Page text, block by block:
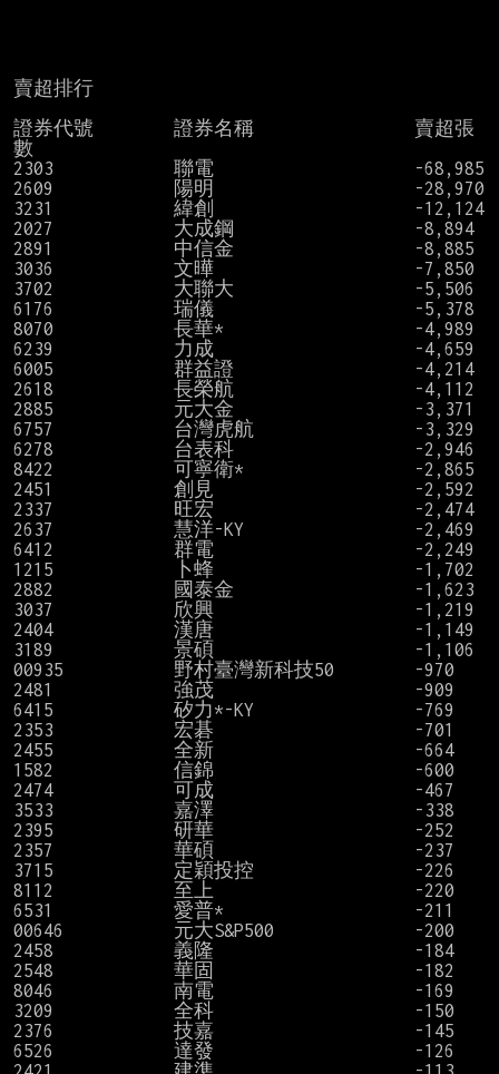
賣超排行
證券代號        證券名稱                賣超張
數
2303            聯電                    -68,985
2609            陽明                    -28,970
3231            緯創                    -12,124
2027            大成鋼                  -8,894
2891            中信金                  -8,885
3036            文曄                    -7,850
3702            大聯大                  -5,506
6176            瑞儀                    -5,378
8070            長華*                   -4,989
6239            力成                    -4,659
6005            群益證                  -4,214
2618            長榮航                  -4,112
2885            元大金                  -3,371
6757            台灣虎航                -3,329
6278            台表科                  -2,946
8422            可寧衛*                 -2,865
2451            創見                    -2,592
2337            旺宏                    -2,474
2637            慧洋-KY                 -2,469
6412            群電                    -2,249
1215            卜蜂                    -1,702
2882            國泰金                  -1,623
3037            欣興                    -1,219
2404            漢唐                    -1,149
3189            景碩                    -1,106
00935           野村臺灣新科技50        -970
2481            強茂                    -909
6415            矽力*-KY                -769
2353            宏碁                    -701
2455            全新                    -664
1582            信錦                    -600
2474            可成                    -467
3533            嘉澤                    -338
2395            研華                    -252
2357            華碩                    -237
3715            定穎投控                -226
8112            至上                    -220
6531            愛普*                   -211
00646           元大S&P500              -200
2458            義隆                    -184
2548            華固                    -182
8046            南電                    -169
3209            全科                    -150
2376            技嘉                    -145
6526            達發                    -126